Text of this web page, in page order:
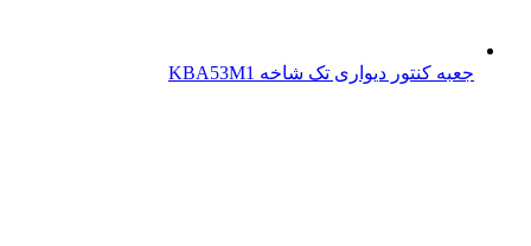
جعبه کنتور دیواری تک شاخه KBA53M1